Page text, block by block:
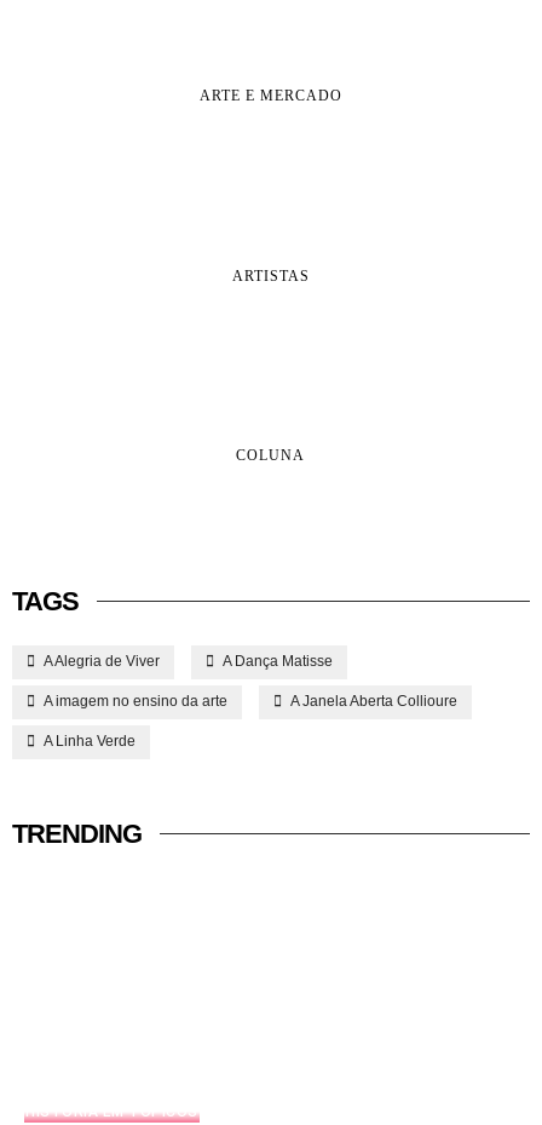
ARTE E MERCADO
ARTISTAS
COLUNA
TAGS
A Alegria de Viver A Dança Matisse
A imagem no ensino da arte A Janela Aberta Collioure
A Linha Verde
TRENDING
HISTÓRIA EM TÓPICOS